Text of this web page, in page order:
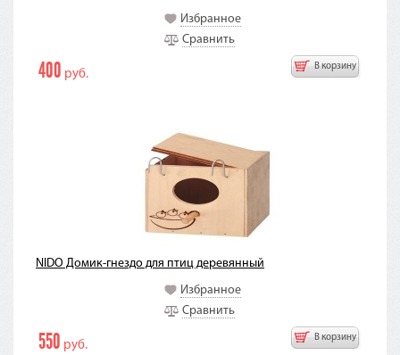
Избранное
Сравнить
В корзину
400 руб.
NIDO Домик-гнездо для птиц деревянный
Избранное
Сравнить
В корзину
550 руб.